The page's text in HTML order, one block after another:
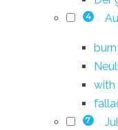
4
with
7